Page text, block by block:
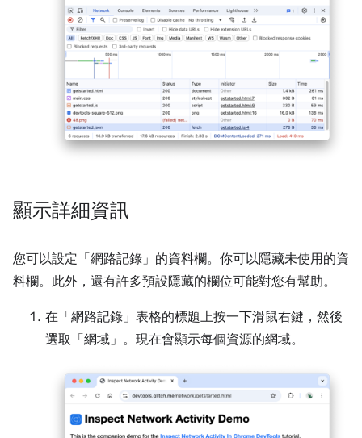
顯示詳細資訊
您可以設定「網路記錄」 的資料欄。你可以隱藏未使用的資
料欄。此外，還有許多預設隱藏的欄位可能對您有幫助。
在「網路記錄」 表格的標題上按一下滑鼠右鍵，然後
選取「網域」 。現在會顯示每個資源的網域。